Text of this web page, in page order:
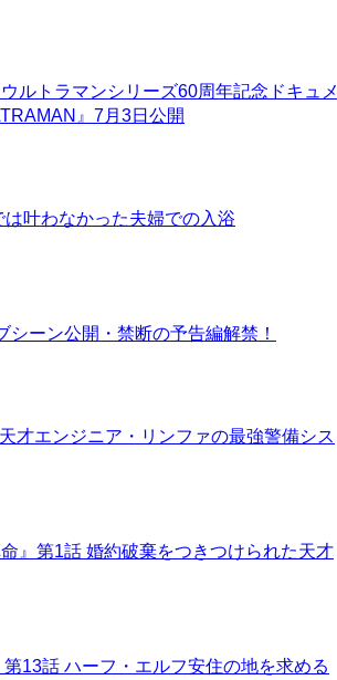
ルトラマンシリーズ60周年記念ドキュメ
』7月3日公開
は叶わなかった夫婦での入浴
シーン公開・禁断の予告編解禁！
才エンジニア・リンファの最強警備シス
』第1話 婚約破棄をつきつけられた天才
第13話 ハーフ・エルフ安住の地を求める